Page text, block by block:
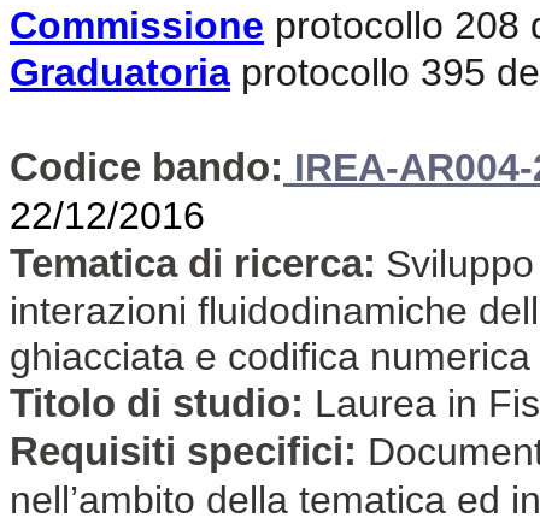
Commissione protocollo 208
Graduatoria protocollo 395
Codice bando: IREA-
22/12/2016
Tematica di ricerca:
interazioni fluidodinamiche
ghiacciata e codifica
Titolo di studio: Laurea in
Requisiti specifici:
nell’ambito della tematica ed